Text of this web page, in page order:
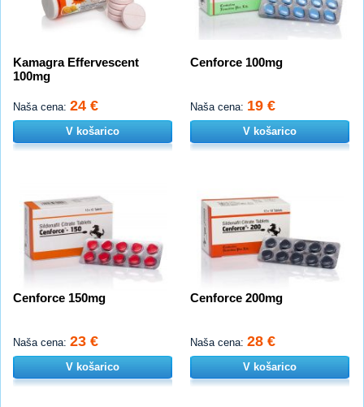
Kamagra Effervescent
100mg
Naša cena: 24 €
V košarico
Cenforce 100mg
Naša cena: 19 €
V košarico
Cenforce 150mg
Naša cena: 23 €
V košarico
Cenforce 200mg
Naša cena: 28 €
V košarico